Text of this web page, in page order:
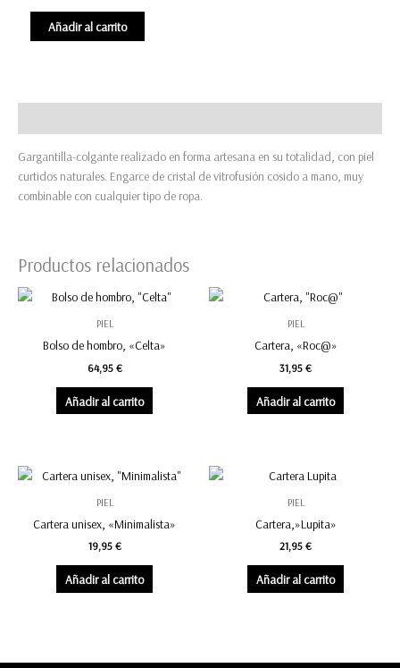
Gargantilla-
colgante,
Añadir al carrito
Gargantilla-colgante realizado en forma artesana en su totalidad, con piel
curtidos naturales. Engarce de cristal de vitrofusión cosido a mano, muy
combinable con cualquier tipo de ropa.
Productos relacionados
PIEL
Bolso de hombro, «Celta»
64,95 €
Añadir al carrito
PIEL
Cartera, «Roc@»
31,95 €
Añadir al carrito
PIEL
Cartera unisex, «Minimalista»
19,95 €
Añadir al carrito
PIEL
Cartera,»Lupita»
21,95 €
Añadir al carrito